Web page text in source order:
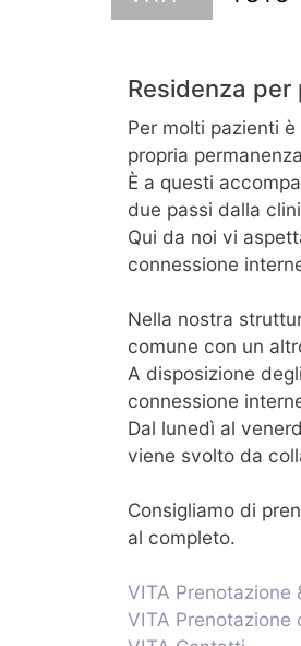
Residenza
Per molti pazienti
propria
È a questi
due passi dalla
Qui da noi vi
connessione
Nella nostra
comune con un
A disposizione
connessione
Dal lunedì al
viene svolto da
Consigliamo di
al completo.
VITA Prenotazione
VITA Prenotazione